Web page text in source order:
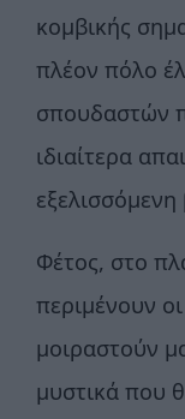
κομβικής
πλέον πόλο
σπουδαστών
ιδιαίτερα
Φέτος, στο
περιμένουν
μοιραστούν
μυστικά που